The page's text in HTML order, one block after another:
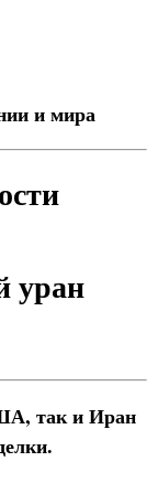
и мира
уран
так и Иран